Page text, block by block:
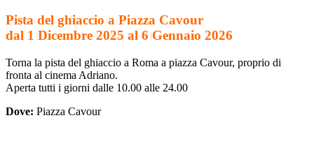
Pista del ghiaccio a Piazza Cavour
dal 1 Dicembre 2025 al 6 Gennaio 2026
Torna la pista del ghiaccio a Roma a piazza Cavour, proprio di
fronta al cinema Adriano.
Aperta tutti i giorni dalle 10.00 alle 24.00
Dove: Piazza Cavour